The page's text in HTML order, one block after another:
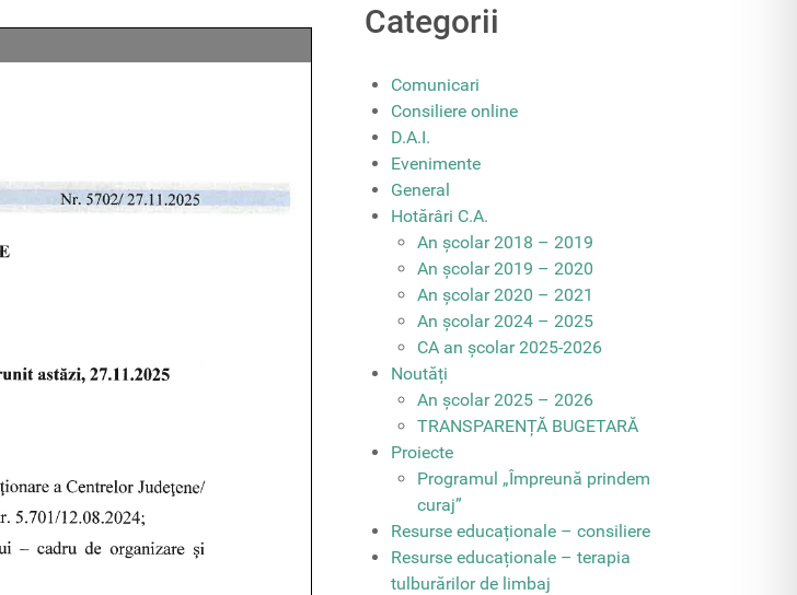
Categorii
Comunicari
Consiliere online
D.A.I.
Evenimente
General
Hotărâri C.A.
An școlar 2018 – 2019
An școlar 2019 – 2020
An școlar 2020 – 2021
An școlar 2024 – 2025
CA an școlar 2025-2026
Noutăți
An școlar 2025 – 2026
TRANSPARENȚĂ BUGETARĂ
Proiecte
Programul „Împreună prindem
curaj”
Resurse educaționale – consiliere
Resurse educaționale – terapia
tulburărilor de limbaj